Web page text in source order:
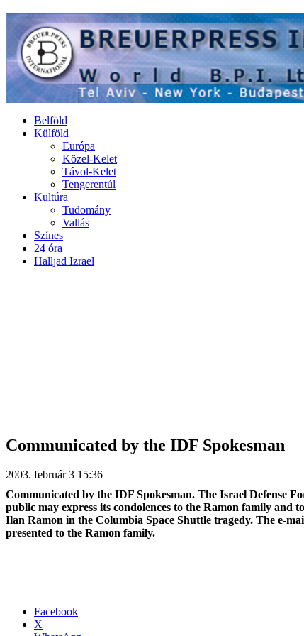
Belföld
Külföld
Európa
Közel-Kelet
Távol-Kelet
Tengerentúl
Kultúra
Tudomány
Vallás
Színes
24 óra
Halljad Izrael
Communicated by the IDF Spokesman
2003. február 3 15:36
Communicated by the IDF Spokesman. The Israel Defense
public may express its condolences to the Ramon family and
Ilan Ramon in the Columbia Space Shuttle tragedy. The e-
presented to the Ramon family.
Facebook
X